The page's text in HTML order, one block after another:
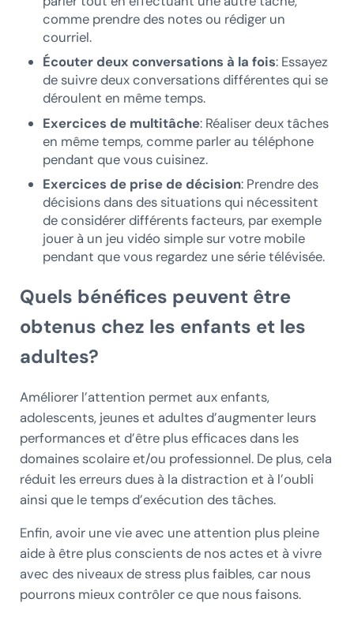
comme prendre des notes ou rédiger un
courriel.
Écouter deux conversations à la fois: Essayez
de suivre deux conversations différentes qui se
déroulent en même temps.
Exercices de multitâche: Réaliser deux tâches
en même temps, comme parler au téléphone
pendant que vous cuisinez.
Exercices de prise de décision: Prendre des
décisions dans des situations qui nécessitent
de considérer différents facteurs, par exemple
jouer à un jeu vidéo simple sur votre mobile
pendant que vous regardez une série télévisée.
Quels bénéfices peuvent être
obtenus chez les enfants et les
adultes?
Améliorer l’attention permet aux enfants,
adolescents, jeunes et adultes d’augmenter leurs
performances et d’être plus efficaces dans les
domaines scolaire et/ou professionnel. De plus, cela
réduit les erreurs dues à la distraction et à l’oubli
ainsi que le temps d’exécution des tâches.
Enfin, avoir une vie avec une attention plus pleine
aide à être plus conscients de nos actes et à vivre
avec des niveaux de stress plus faibles, car nous
pourrons mieux contrôler ce que nous faisons.